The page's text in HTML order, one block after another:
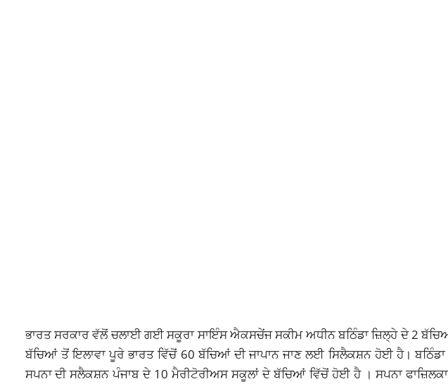
ਭਾਰਤ ਸਰਕਾਰ ਵੱਲੋਂ ਚਲਾਈ ਗਈ ਸਕੂਰਾ ਸਾਇੰਸ ਐਕਸਚੇਂਜ ਸਕੀਮ ਅਧੀਨ ਬਠਿੰਡਾ ਜ਼ਿਲ੍ਹੇ ਦੇ 2
ਬੱਚਿਆਂ ਤੋਂ ਇਲਾਵਾ ਪੂਰੇ ਭਾਰਤ ਵਿੱਚੋਂ 60 ਬੱਚਿਆਂ ਦੀ ਜਾਪਾਨ ਜਾਣ ਲਈ ਸਿਲੈਕਸ਼ਨ ਹੋਈ ਹੈ।
ਸਪਨਾ ਦੀ ਸਲੈਕਸ਼ਨ ਪੰਜਾਬ ਦੇ 10 ਮੈਰੀਟੋਰੀਅਸ ਸਕੂਲਾਂ ਦੇ ਬੱਚਿਆਂ ਵਿੱਚੋਂ ਹੋਈ ਹੈ । ਸਪਨਾ